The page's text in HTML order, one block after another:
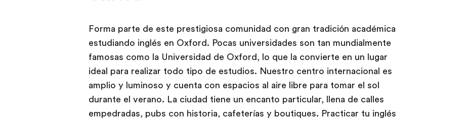
Forma parte de este prestigiosa comunidad con gran tradición académica
estudiando inglés en Oxford. Pocas universidades son tan mundialmente
famosas como la Universidad de Oxford, lo que la convierte en un lugar
ideal para realizar todo tipo de estudios. Nuestro centro internacional es
amplio y luminoso y cuenta con espacios al aire libre para tomar el sol
durante el verano. La ciudad tiene un encanto particular, llena de calles
empedradas, pubs con historia, cafeterías y boutiques. Practicar tu inglés